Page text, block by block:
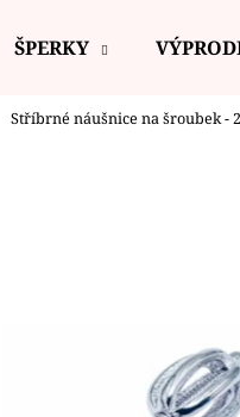
ŠPERKY
Stříbrné náušnice na šroubek -
Co potřebujete